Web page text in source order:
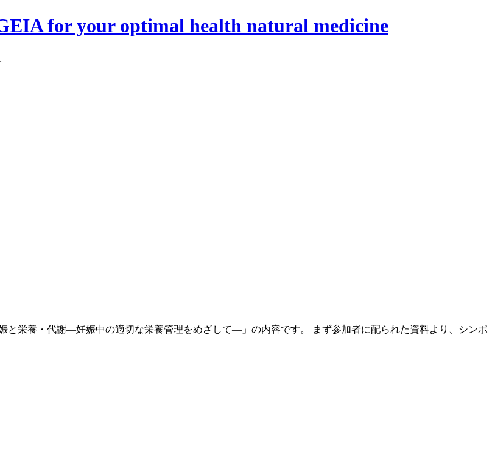
と栄養・代謝―妊娠中の適切な栄養管理をめざして―」の内容です。 まず参加者に配られた資料より、シンポ